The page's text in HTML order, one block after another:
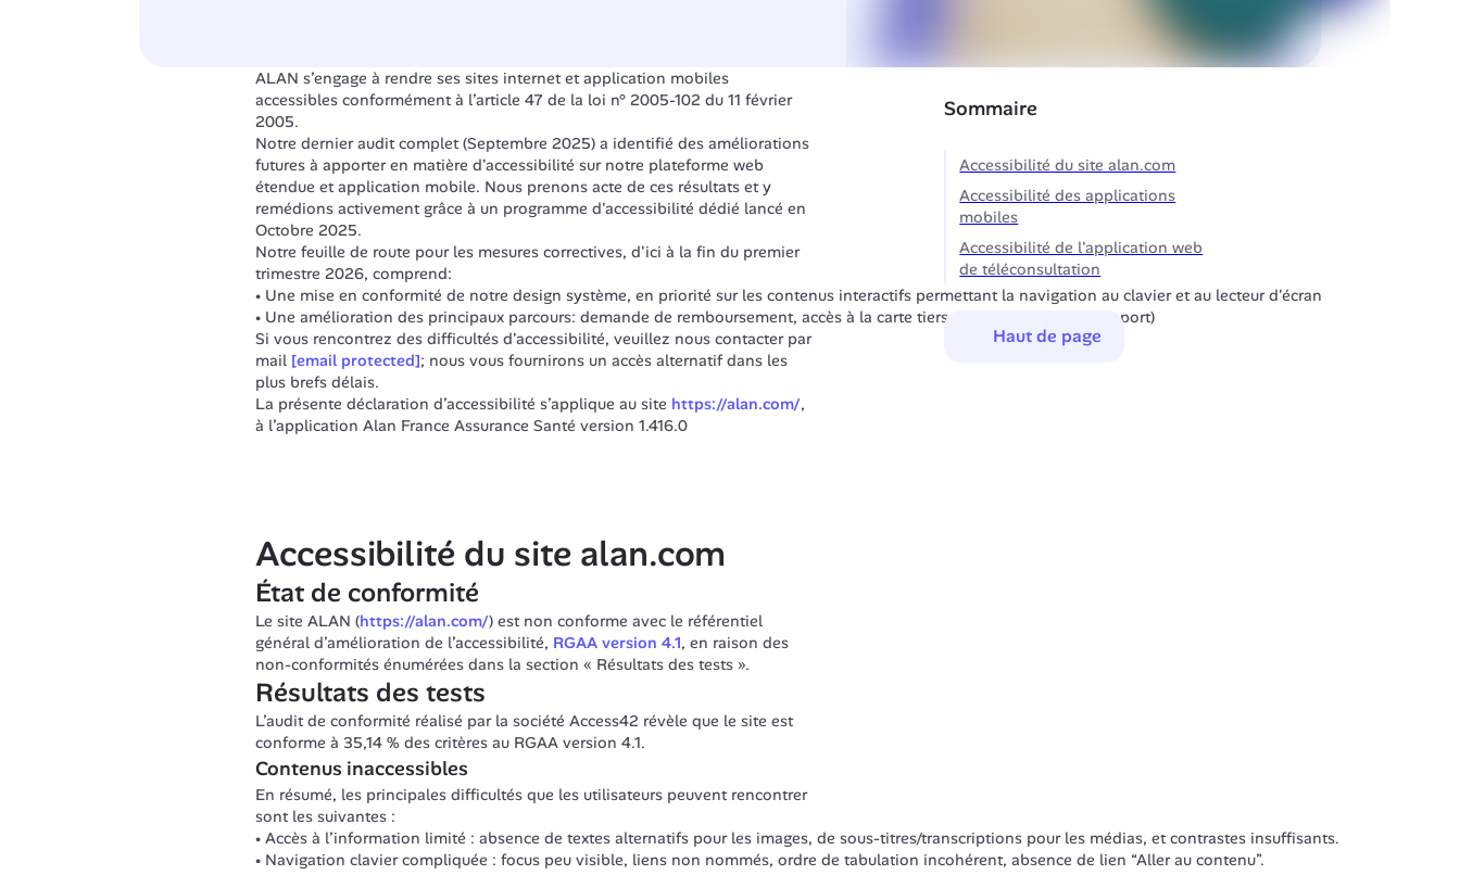
ALAN s’engage à rendre ses sites internet et application mobiles
accessibles conformément à l’article 47 de la loi n° 2005-102 du 11 février
2005.
Notre dernier audit complet (Septembre 2025) a identifié des améliorations
futures à apporter en matière d'accessibilité sur notre plateforme web
étendue et application mobile. Nous prenons acte de ces résultats et y
remédions activement grâce à un programme d'accessibilité dédié lancé en
Octobre 2025.
Notre feuille de route pour les mesures correctives, d'ici à la fin du premier
trimestre 2026, comprend:
Une mise en conformité de notre design système, en priorité sur les contenus interactifs permettant la navigation au clavier et au lecteur d'écran
Une amélioration des principaux parcours: demande de remboursement, accès à la carte tiers payant, contact du support)
Si vous rencontrez des difficultés d'accessibilité, veuillez nous contacter par
mail [email protected]; nous vous fournirons un accès alternatif dans les
plus brefs délais.
La présente déclaration d’accessibilité s’applique au site https://alan.com/,
à l’application Alan France Assurance Santé version 1.416.0
Accessibilité du site alan.com
État de conformité
Le site ALAN (https://alan.com/) est non conforme avec le référentiel
général d’amélioration de l’accessibilité, RGAA version 4.1, en raison des
non-conformités énumérées dans la section « Résultats des tests ».
Résultats des tests
L’audit de conformité réalisé par la société Access42 révèle que le site est
conforme à 35,14 % des critères au RGAA version 4.1.
Contenus inaccessibles
En résumé, les principales difficultés que les utilisateurs peuvent rencontrer
sont les suivantes :
Accès à l’information limité : absence de textes alternatifs pour les images, de sous-titres/transcriptions pour les médias, et contrastes insuffisants.
Navigation clavier compliquée : focus peu visible, liens non nommés, ordre de tabulation incohérent, absence de lien “Aller au contenu”.
Sommaire
Accessibilité du site alan.com
Accessibilité des applications
mobiles
Accessibilité de l'application web
de téléconsultation
Haut de page